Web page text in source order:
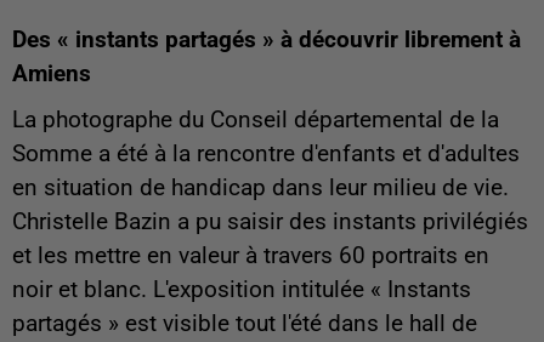
Des « instants partagés » à découvrir librement à
Amiens
La photographe du Conseil départemental de la
Somme a été à la rencontre d'enfants et d'adultes
en situation de handicap dans leur milieu de vie.
Christelle Bazin a pu saisir des instants privilégiés
et les mettre en valeur à travers 60 portraits en
noir et blanc. L'exposition intitulée « Instants
partagés » est visible tout l'été dans le hall de